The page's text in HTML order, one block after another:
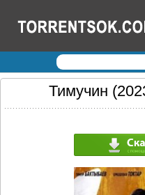
Логин:
|
Тимучин